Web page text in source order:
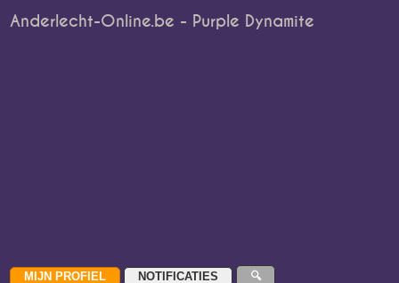
Anderlecht-Online.be - Purple Dynamite